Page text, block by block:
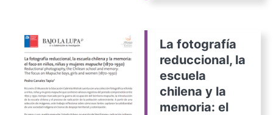
La fotografía
reduccional, la
escuela
chilena y la
memoria: el